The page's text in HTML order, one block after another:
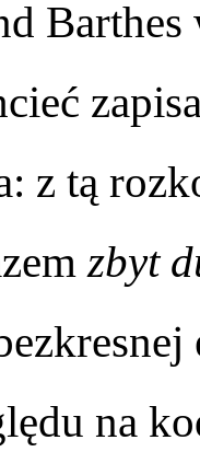
z tą
zbyt
na